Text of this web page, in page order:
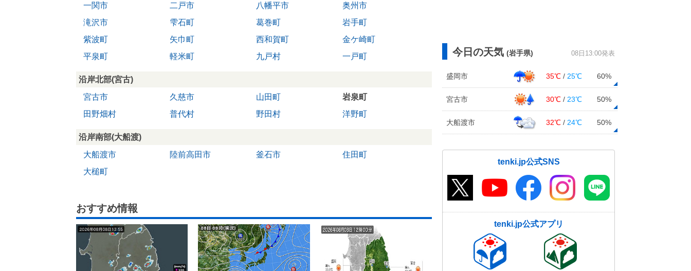
一関市
二戸市 八幡平市
奥州市
滝沢市
雫石町 葛巻町
岩手町
紫波町
矢巾町 西和賀町
金ケ崎町
平泉町
軽米町 九戸村 一戸町
沿岸北部(宮古)
宮古市
久慈市 山田町
岩泉町
田野畑村
普代村 野田村 洋野町
沿岸南部(大船渡)
大船渡市
陸前高田市 釜石市
住田町
大槌町
おすすめ情報
今日の天気 (岩手県) 08日13:00発表
盛岡市 35℃ / 25℃ 60%
宮古市 30℃ / 23℃ 50%
大船渡市 32℃ / 24℃ 50%
tenki.jp公式SNS
tenki.jp公式アプリ